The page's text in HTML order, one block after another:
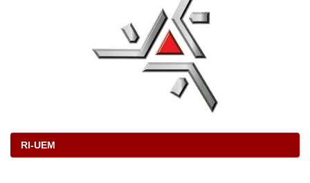
RI-UEM